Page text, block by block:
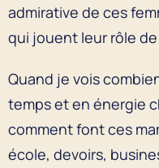
admirative de ces
qui jouent leur rôle
Quand je vois
temps et en énergie
comment font ces
école, devoirs,